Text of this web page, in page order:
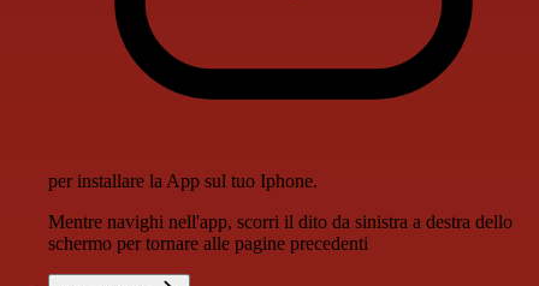
per installare la App sul tuo Iphone.
Mentre navighi nell'app, scorri il dito da sinistra a destra dello
schermo per tornare alle pagine precedenti